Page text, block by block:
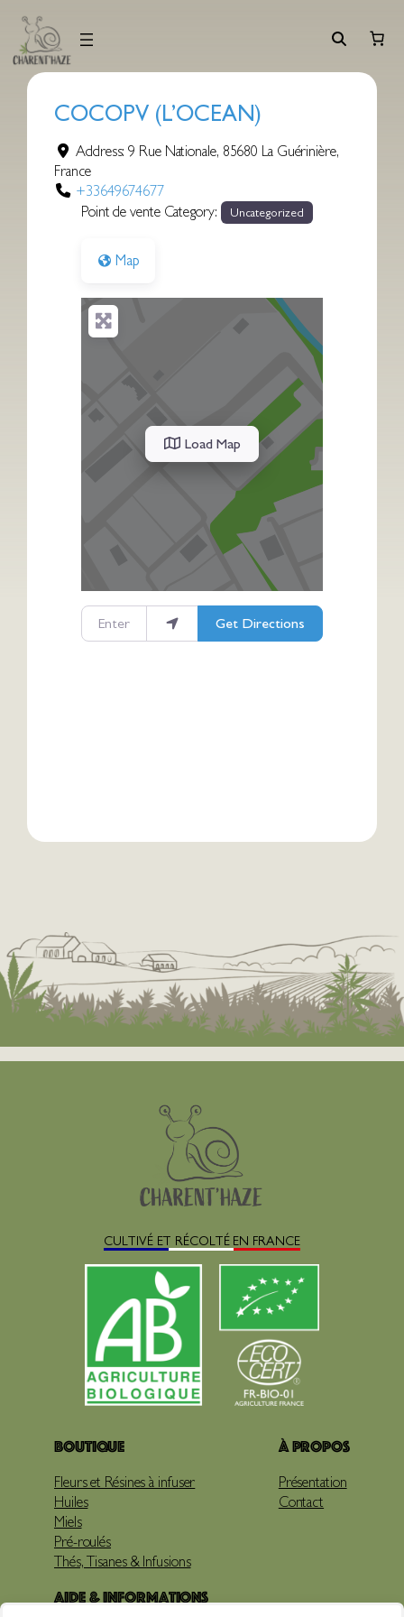
contenu
COCOPV (L’OCEAN)
Address:9 Rue Nationale, 85680 La Guérinière,
France
+33649674677
Point de vente Category:
Uncategorized
Map
Load Map
Enter your location
Get Directions
CULTIVÉ ET RÉCOLTÉ EN FRANCE
Boutique
Fleurs et Résines à infuser
Huiles
Miels
Pré-roulés
Thés, Tisanes & Infusions
À propos
Présentation
Contact
Aide & Informations